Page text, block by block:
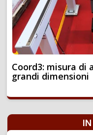
Coord3: misura di
grandi dimensioni